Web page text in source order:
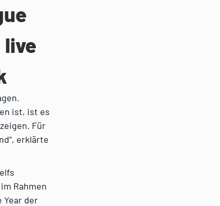
live
ist, ist es
Für
erklärte
Rahmen
Year der